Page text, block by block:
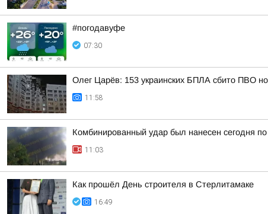
#погодавуфе
07:30
Олег Царёв: 153 украинских БПЛА сбито ПВО
11:58
Комбинированный удар был нанесен сегодня
11:03
Как прошёл День строителя в Стерлитамаке
16:49